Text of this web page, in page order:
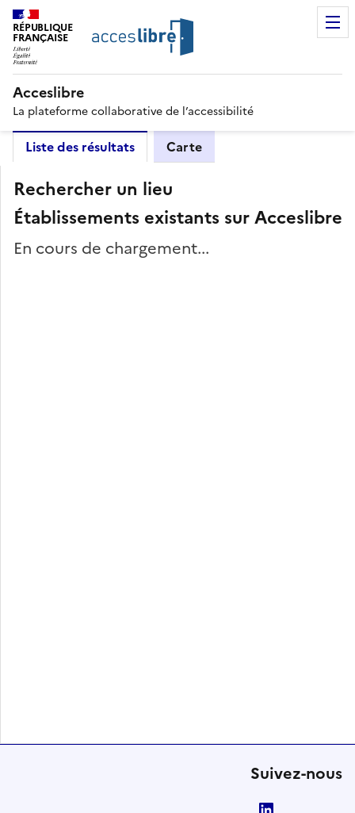
RÉPUBLIQUE
FRANÇAISE
Acceslibre
La plateforme collaborative de l’accessibilité
Liste des résultats Carte
Rechercher un lieu
Établissements existants sur Acceslibre
En cours de chargement...
Suivez-nous